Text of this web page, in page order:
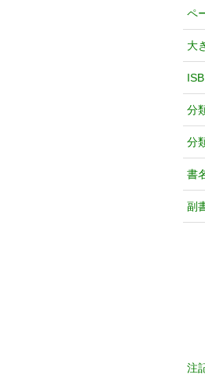
ペ
大
分
分
書
副
注